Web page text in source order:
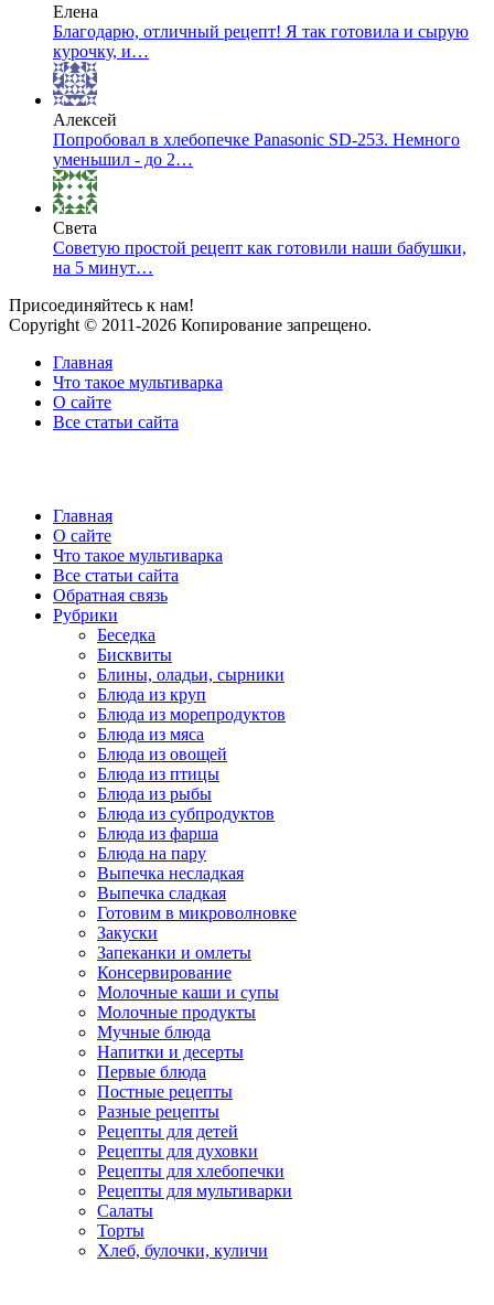
Елена
Благодарю, отличный рецепт! Я так готовила и сырую
курочку, и…
Алексей
Попробовал в хлебопечке Panasonic SD-253. Немного
уменьшил - до 2…
Света
Советую простой рецепт как готовили наши бабушки,
на 5 минут…
Присоединяйтесь к нам!
Copyright © 2011-2026 Копирование запрещено.
Главная
Что такое мультиварка
О сайте
Все статьи сайта
Главная
О сайте
Что такое мультиварка
Все статьи сайта
Обратная связь
Рубрики
Беседка
Бисквиты
Блины, оладьи, сырники
Блюда из круп
Блюда из морепродуктов
Блюда из мяса
Блюда из овощей
Блюда из птицы
Блюда из рыбы
Блюда из субпродуктов
Блюда из фарша
Блюда на пару
Выпечка несладкая
Выпечка сладкая
Готовим в микроволновке
Закуски
Запеканки и омлеты
Консервирование
Молочные каши и супы
Молочные продукты
Мучные блюда
Напитки и десерты
Первые блюда
Постные рецепты
Разные рецепты
Рецепты для детей
Рецепты для духовки
Рецепты для хлебопечки
Рецепты для мультиварки
Салаты
Торты
Хлеб, булочки, куличи